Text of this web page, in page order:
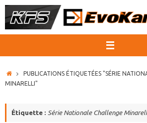
Passer
au
ACCUEIL
PUBLICATIONS ÉTIQUETÉES "SÉRIE
MINARELLI"
Étiquette : Série Nationale Challenge